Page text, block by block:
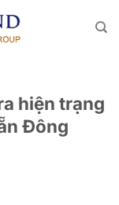
hiện trạng
Đông